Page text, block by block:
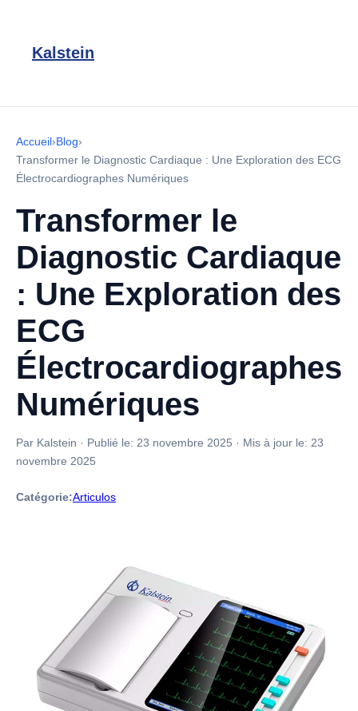
Kalstein
Accueil›Blog›
Transformer le Diagnostic Cardiaque : Une Exploration des ECG
Électrocardiographes Numériques
Transformer le
Diagnostic Cardiaque
: Une Exploration des
ECG
Électrocardiographes
Numériques
Par Kalstein · Publié le: 23 novembre 2025 · Mis à jour le: 23
novembre 2025
Catégorie:Articulos